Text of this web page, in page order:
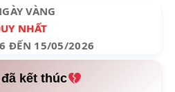
VÀNG
NHẤT
ĐẾN 15/05/2026
kết thúc